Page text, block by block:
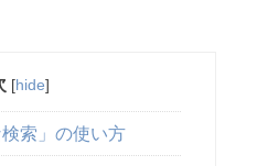
[hide]
索」の使い方